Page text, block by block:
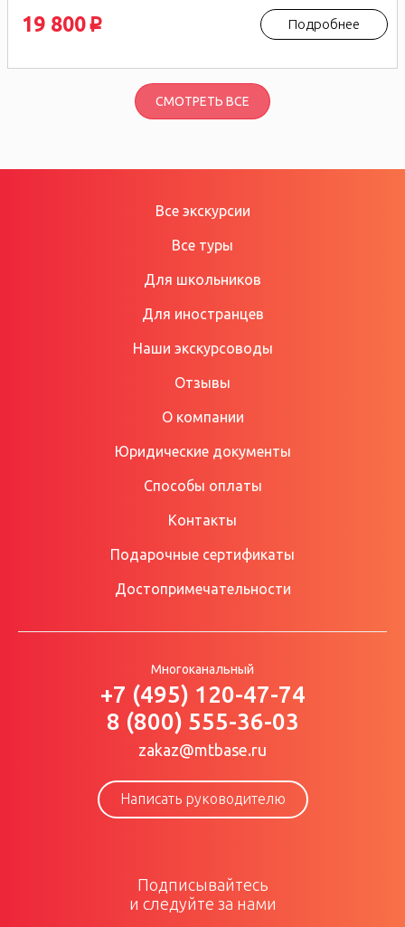
19 800 p Подробнее
СМОТРЕТЬ ВСЕ
Все экскурсии
Все туры
Для школьников
Для иностранцев
Наши экскурсоводы
Отзывы
О компании
Юридические документы
Способы оплаты
Контакты
Подарочные сертификаты
Достопримечательности
Многоканальный
+7 (495) 120-47-74
8 (800) 555-36-03
zakaz@mtbase.ru
Написать руководителю
Подписывайтесь
и следуйте за нами